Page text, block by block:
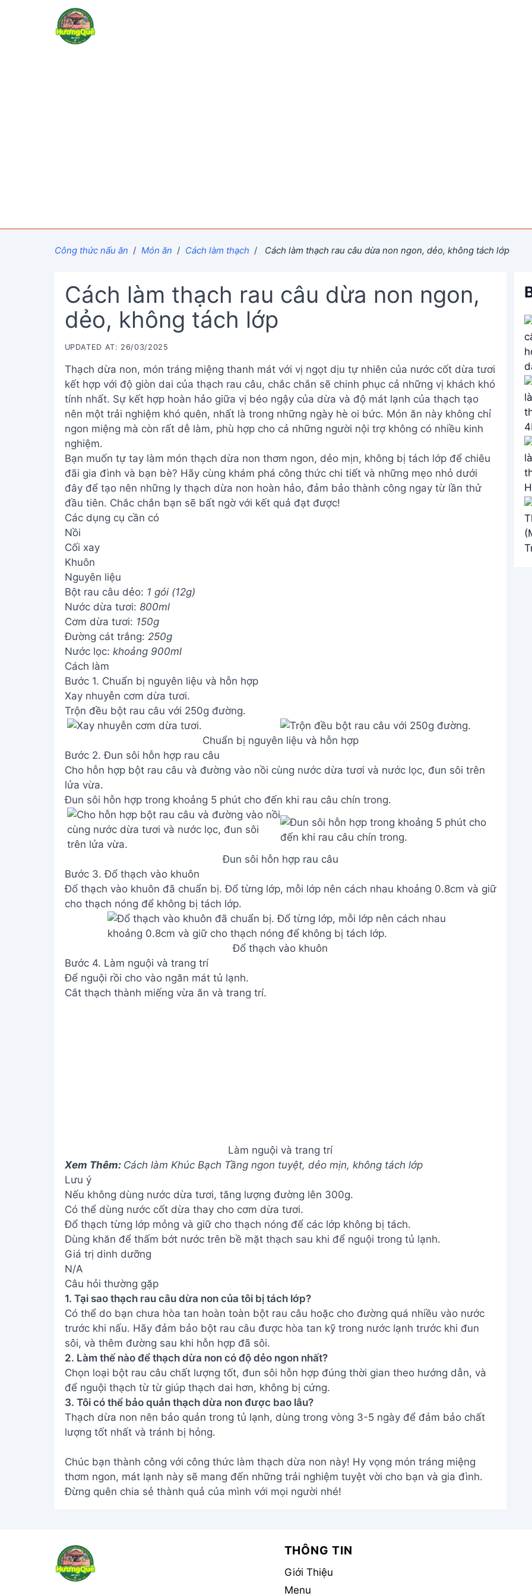
Công thức nấu ăn / Món ăn / Cách làm thạch / Cách làm thạch rau câu dừa non ngon, dẻo, không tách lớp
Cách làm thạch rau câu dừa non ngon,
dẻo, không tách lớp
UPDATED AT: 26/03/2025
Thạch dừa non, món tráng miệng thanh mát với vị ngọt dịu tự nhiên của nước cốt dừa tươi
kết hợp với độ giòn dai của thạch rau câu, chắc chắn sẽ chinh phục cả những vị khách khó
tính nhất. Sự kết hợp hoàn hảo giữa vị béo ngậy của dừa và độ mát lạnh của thạch tạo
nên một trải nghiệm khó quên, nhất là trong những ngày hè oi bức. Món ăn này không chỉ
ngon miệng mà còn rất dễ làm, phù hợp cho cả những người nội trợ không có nhiều kinh
nghiệm.
Bạn muốn tự tay làm món thạch dừa non thơm ngon, dẻo mịn, không bị tách lớp để chiêu
đãi gia đình và bạn bè? Hãy cùng khám phá công thức chi tiết và những mẹo nhỏ dưới
đây để tạo nên những ly thạch dừa non hoàn hảo, đảm bảo thành công ngay từ lần thử
đầu tiên. Chắc chắn bạn sẽ bất ngờ với kết quả đạt được!
Các dụng cụ cần có
Nồi
Cối xay
Khuôn
Nguyên liệu
Bột rau câu dẻo: 1 gói (12g)
Nước dừa tươi: 800ml
Cơm dừa tươi: 150g
Đường cát trắng: 250g
Nước lọc: khoảng 900ml
Cách làm
Bước 1. Chuẩn bị nguyên liệu và hỗn hợp
Xay nhuyễn cơm dừa tươi.
Trộn đều bột rau câu với 250g đường.
Chuẩn bị nguyên liệu và hỗn hợp
Bước 2. Đun sôi hỗn hợp rau câu
Cho hỗn hợp bột rau câu và đường vào nồi cùng nước dừa tươi và nước lọc, đun sôi trên
lửa vừa.
Đun sôi hỗn hợp trong khoảng 5 phút cho đến khi rau câu chín trong.
Đun sôi hỗn hợp rau câu
Bước 3. Đổ thạch vào khuôn
Đổ thạch vào khuôn đã chuẩn bị. Đổ từng lớp, mỗi lớp nên cách nhau khoảng 0.8cm và giữ
cho thạch nóng để không bị tách lớp.
Đổ thạch vào khuôn
Bước 4. Làm nguội và trang trí
Để nguội rồi cho vào ngăn mát tủ lạnh.
Cắt thạch thành miếng vừa ăn và trang trí.
1. Tại sao thạch rau câu dừa non của tôi bị tách lớp?
Có thể do bạn chưa hòa tan hoàn toàn bột rau câu hoặc cho đường quá nhiều vào nước
trước khi nấu. Hãy đảm bảo bột rau câu được hòa tan kỹ trong nước lạnh trước khi đun
sôi, và thêm đường sau khi hỗn hợp đã sôi.
2. Làm thế nào để thạch dừa non có độ dẻo ngon nhất?
Chọn loại bột rau câu chất lượng tốt, đun sôi hỗn hợp đúng thời gian theo hướng dẫn, và
để nguội thạch từ từ giúp thạch dai hơn, không bị cứng.
3. Tôi có thể bảo quản thạch dừa non được bao lâu?
Thạch dừa non nên bảo quản trong tủ lạnh, dùng trong vòng 3-5 ngày để đảm bảo chất
lượng tốt nhất và tránh bị hỏng.
Chúc bạn thành công với công thức làm thạch dừa non này! Hy vọng món tráng miệng
thơm ngon, mát lạnh này sẽ mang đến những trải nghiệm tuyệt vời cho bạn và gia đình.
Đừng quên chia sẻ thành quả của mình với mọi người nhé!
Address:Hẻm 283 Nguyễn Đình Chiểu, Hàm
Tiến , Phan Thiết
THÔNG TIN
Menu
Liên hệ